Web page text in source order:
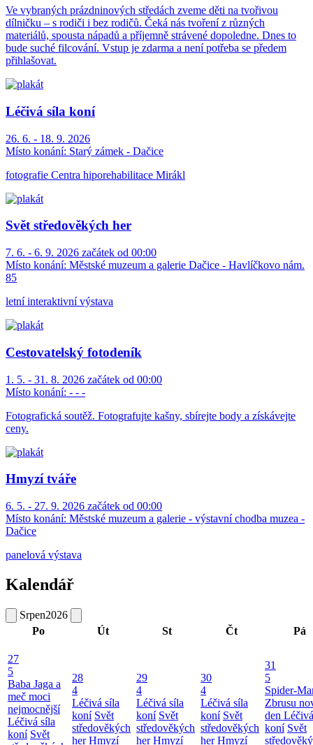
Ve vybraných prázdninových středách zveme děti na tvořivou
dílničku – s rodiči i bez rodičů. Čeká nás tvoření z různých
materiálů, spousta nápadů a příjemně strávené dopoledne. Dnes to
bude suché filcování. Vstup je zdarma a není potřeba se předem
přihlašovat.
Léčivá síla koní
26. 6. - 18. 9. 2026
Místo konání: Starý zámek - Dačice
fotografie Centra hiporehabilitace Mirákl
Svět středověkých her
7. 6. - 6. 9. 2026 začátek od 00:00
Místo konání: Městské muzeum a galerie Dačice - Havlíčkovo nám.
85
letní interaktivní výstava
Cestovatelský fotodeník
1. 5. - 31. 8. 2026 začátek od 00:00
Místo konání: - - -
Fotografická soutěž. Fotografujte kašny, sbírejte body a získávejte
ceny.
Hmyzí tváře
6. 5. - 27. 9. 2026 začátek od 00:00
Místo konání: Městské muzeum a galerie - výstavní chodba muzea -
Dačice
panelová výstava
Kalendář
Srpen2026
Po
Út St Čt Pá
27
5
Baba Jaga a
meč moci
nejmocnější
Léčivá síla
koní Svět
28
4
Léčivá síla
koní Svět
středověkých
her Hmyzí
29
4
Léčivá síla
koní Svět
středověkých
her Hmyzí
30
4
Léčivá síla
koní Svět
středověkých
her Hmyzí
31
5
Spider-
Zbrusu
den
koní Svět